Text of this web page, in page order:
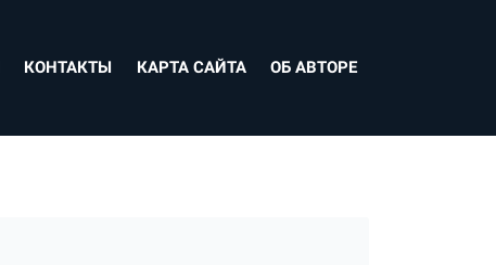
КОНТАКТЫ КАРТА САЙТА ОБ АВТОРЕ